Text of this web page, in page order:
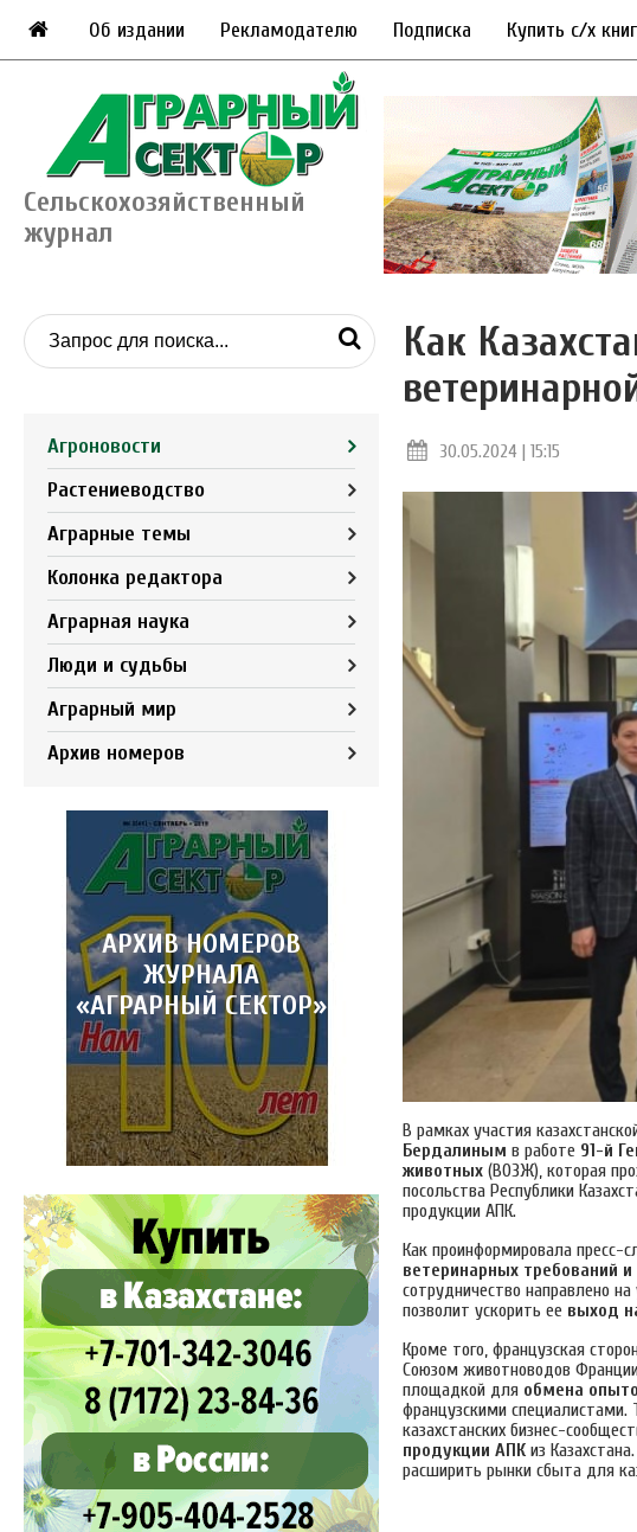
Об издании Рекламодателю Подписка Купить с/х
Сельскохозяйственный
журнал
Агроновости
Растениеводство
Аграрные темы
Колонка редактора
Аграрная наука
Люди и судьбы
Аграрный мир
Архив номеров
АРХИВ НОМЕРОВ
ЖУРНАЛА
«АГРАРНЫЙ СЕКТОР»
Как
30.05.2024 | 15:15
В рамках участия
Бердалиным в работе 91-й
животных (ВОЗЖ), которая
посольства Республики
продукции АПК.
Как проинформировала
ветеринарных требований
сотрудничество направлено
позволит ускорить ее выход
Кроме того, французская
Союзом животноводов
площадкой для обмена
французскими
казахстанских бизнес-
продукции АПК из
расширить рынки сбыта для